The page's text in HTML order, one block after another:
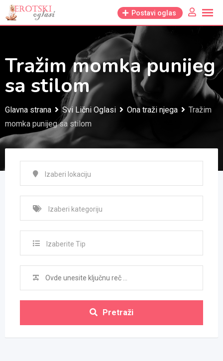
Skip
to
Postavi oglas
Tražim momka punijeg
sa stilom
Glavna strana Svi Lični Oglasi Ona traži njega
Tražim
momka punijeg sa stilom
Izaberite Tip
Pretraži